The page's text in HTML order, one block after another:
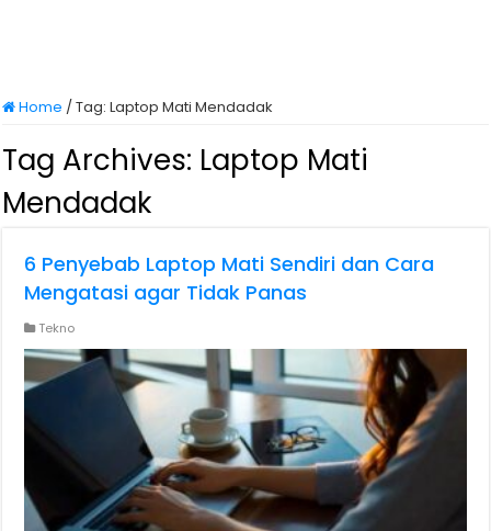
Home /Tag:Laptop Mati Mendadak
Tag Archives: Laptop Mati
Mendadak
6 Penyebab Laptop Mati Sendiri dan Cara
Mengatasi agar Tidak Panas
Tekno